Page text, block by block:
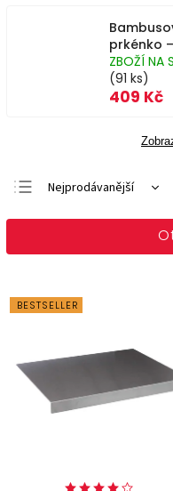
prkénko
ZBOŽÍ
(91 ks)
409 Kč
Doporučujeme
Nejprodávanější
Abecedně
BESTSELLER